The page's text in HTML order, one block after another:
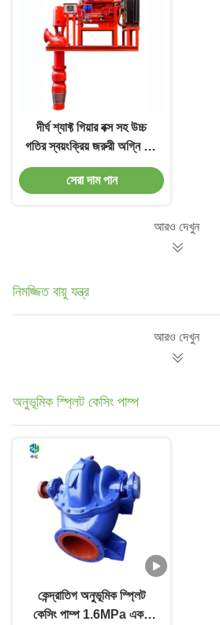
দীর্ঘ শ্যাফ্ট গিয়ার বক্স সহ উচ্চ
গতির স্বয়ংক্রিয় জরুরী অগ্নি জল
পাম্প সিস্টেম
সেরা দাম পান
আরও দেখুন
নিমজ্জিত বায়ু যন্ত্র
আরও দেখুন
অনুভূমিক স্প্লিট কেসিং পাম্প
কেন্দ্রাতিগ অনুভূমিক স্প্লিট
কেসিং পাম্প 1.6MPa একক